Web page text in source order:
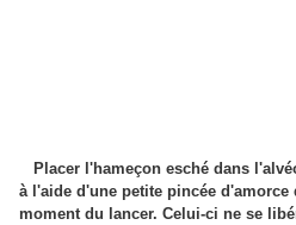
Placer l'hameçon esché dans
à l'aide d'une petite pincée
moment du lancer. Celui-ci ne se